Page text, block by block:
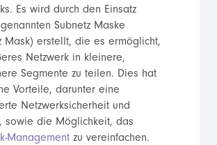
Es wird durch den Einsatz
Subnetz Maske
Mask) erstellt, die es ermöglicht,
Netzwerk in kleinere,
Segmente zu teilen. Dies hat
Vorteile, darunter eine
Netzwerksicherheit und
sowie die Möglichkeit, das
Managementzu vereinfachen.